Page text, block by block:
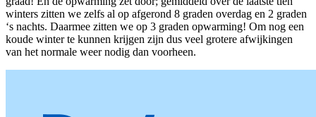
winters zitten we zelfs al op afgerond 8 graden overdag en 2 graden
‘s nachts. Daarmee zitten we op 3 graden opwarming! Om nog een
koude winter te kunnen krijgen zijn dus veel grotere afwijkingen
van het normale weer nodig dan voorheen.